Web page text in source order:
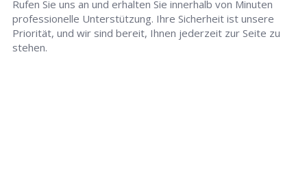
Rufen Sie uns an und erhalten Sie innerhalb von Minuten
professionelle Unterstützung. Ihre Sicherheit ist unsere
Priorität, und wir sind bereit, Ihnen jederzeit zur Seite zu
stehen.